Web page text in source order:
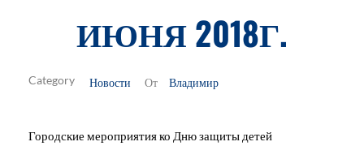
ИЮНЯ 2018Г.
От Владимир
Новости
Городские мероприятия ко Дню защиты детей